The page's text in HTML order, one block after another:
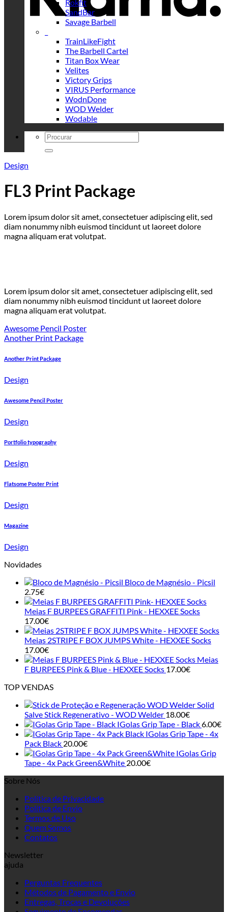
Rokfit
SandBar
Savage Barbell
TrainLikeFight
The Barbell Cartel
Titan Box Wear
Velites
Victory Grips
VIRUS Performance
WodnDone
WOD Welder
Wodable
Search
for:
Design
FL3 Print Package
Lorem ipsum dolor sit amet, consectetuer adipiscing elit, sed
diam nonummy nibh euismod tincidunt ut laoreet dolore
magna aliquam erat volutpat.
Lorem ipsum dolor sit amet, consectetuer adipiscing elit, sed
diam nonummy nibh euismod tincidunt ut laoreet dolore
magna aliquam erat volutpat.
Awesome Pencil Poster
Another Print Package
Another Print Package
Design
Awesome Pencil Poster
Design
Portfolio typography
Design
Flatsome Poster Print
Design
Magazine
Design
Novidades
Bloco de Magnésio - Picsil
2.75€
Meias F BURPEES GRAFFITI Pink - HEXXEE Socks
17.00€
Meias 2STRIPE F BOX JUMPS White - HEXXEE Socks
17.00€
Meias
F BURPEES Pink & Blue - HEXXEE Socks 17.00€
TOP VENDAS
Solid
Salve Stick Regenerativo - WOD Welder 18.00€
IGolas Grip Tape - Black6.00€
IGolas Grip Tape - 4x
Pack Black 20.00€
IGolas Grip
Tape - 4x Pack Green&White 20.00€
Sobre Nós
Política de Privacidade
Política de Envio
Termos de Uso
Quem Somos
Contatos
Newsletter
ajuda
Perguntas Frequentes
Métodos de Pagamento e Envio
Entregas, Trocas e Devoluções